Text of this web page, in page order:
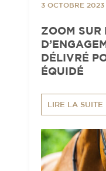
3 OCTOBRE 2023
ZOOM SUR
DÉLIVRÉ
ÉQUIDÉ
LIRE LA SUITE